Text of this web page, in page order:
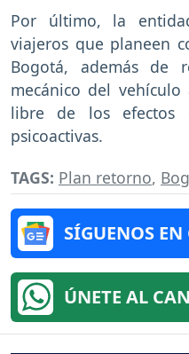
Por último, la
viajeros que planeen
Bogotá, además de
mecánico del
libre de los efectos
psicoactivas.
TAGS: Plan retorno,
SÍGUENOS EN
ÚNETE AL